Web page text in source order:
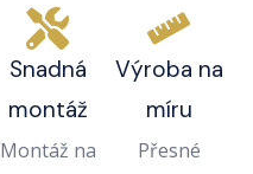
Snadná
montáž
Montáž na
Výroba na
míru
Přesné